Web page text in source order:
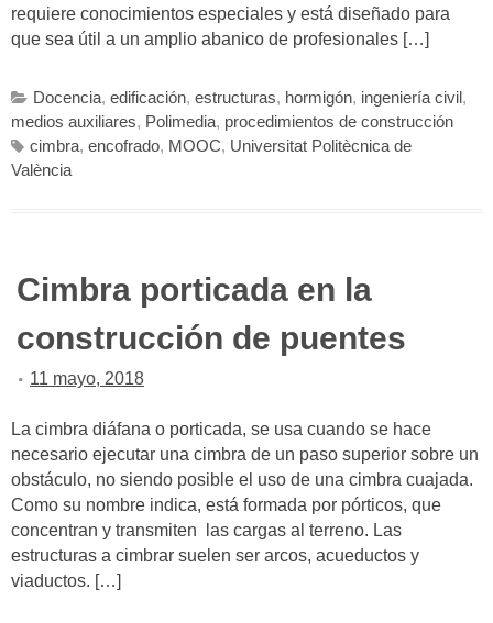
requiere conocimientos especiales y está diseñado para
que sea útil a un amplio abanico de profesionales […]
Docencia, edificación, estructuras, hormigón, ingeniería civil ,
medios auxiliares, Polimedia, procedimientos de construcción
cimbra, encofrado, MOOC, Universitat Politècnica de
València
Cimbra porticada en la
construcción de puentes
11 mayo, 2018
La cimbra diáfana o porticada, se usa cuando se hace
necesario ejecutar una cimbra de un paso superior sobre un
obstáculo, no siendo posible el uso de una cimbra cuajada.
Como su nombre indica, está formada por pórticos, que
concentran y transmiten las cargas al terreno. Las
estructuras a cimbrar suelen ser arcos, acueductos y
viaductos. […]